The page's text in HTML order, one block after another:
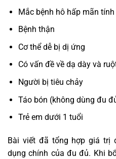
Mắc bệnh hô hấp mãn tính
Bệnh thận
Cơ thể dễ bị dị ứng
Có vấn đề về dạ dày và
Người bị tiêu chảy
Táo bón (không dùng đu
Trẻ em dưới 1 tuổi
Bài viết đã tổng hợp giá trị
dụng chính của đu đủ. Khi